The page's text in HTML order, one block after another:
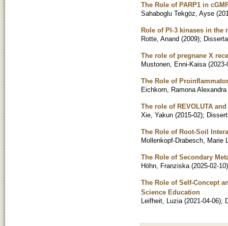
The Role of PARP1 in
Sahaboglu Tekgöz, Ayse (
Role of PI-3 kinases in the
Rotte, Anand (2009);
The role of pregnane X
Mustonen, Enni-Kaisa (
The Role of
Eichkorn, Ramona Alexandra
The role of REVOLUTA
Xie, Yakun (2015-02);
The Role of Root-Soil
Mollenkopf-Drabesch, Marie
The Role of Secondary
Höhn, Franziska (2025-02-10)
The Role of Self-Concept
Science Education
Leifheit, Luzia (2021-04-06);